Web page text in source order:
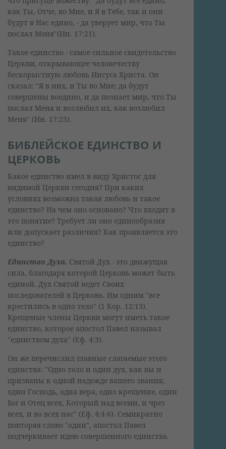
как Ты, Отче, во Мне, и Я в Тебе, так и они
будут в Нас едино, - да уверует мир, что Ты
послал Меня"(Ин. 17:21).
Такое единство - самое сильное свидетельство
Церкви, открывающее человечеству
бескорыстную любовь Иисуса Христа. Он
сказал: "Я в них, и Ты во Мне; да будут
совершены воедино, и да познает мир, что Ты
послал Меня и возлюбил их, как возлюбил
Меня" (Ин. 17:23).
БИБЛЕЙСКОЕ ЕДИНСТВО И
ЦЕРКОВЬ
Какое единство имел в виду Христос для
видимой Церкви сегодня? При каких
условиях возможна такая любовь и такое
единство? На чем оно основано? Что входит в
это понятие? Требует ли оно единообразия
или допускает различия? Как проявляется это
единство?
Единство Духа. Святой Дух - это движущая
сила, благодаря которой Церковь может быть
единой. Дух Святой ведет Своих
последователей в Церковь. Им одним "все
крестились в одно тело" (1 Кор. 12:13).
Крещеные члены Церкви могут иметь такое
единство, которое апостол Павел называл
"единством духа" (Еф. 4:3).
Он же перечислил главные слагаемые этого
единства: "Одно тело и один дух, как вы и
призваны к одной надежде вашего звания;
один Господь, одна вера, одно крещение, один
Бог и Отец всех, Который над всеми, и чрез
всех, и во всех нас" (Еф. 4:4-6). Семикратно
повторяя слово "один", апостол Павел
подчеркивает идею совершенного единства.